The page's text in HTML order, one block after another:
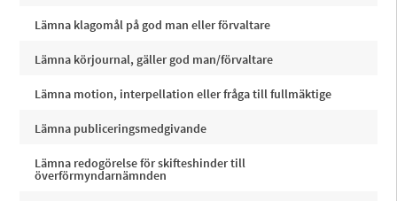
Lämna klagomål på god man eller förvaltare
Lämna körjournal, gäller god man/förvaltare
Lämna motion, interpellation eller fråga till fullmäktige
Lämna publiceringsmedgivande
Lämna redogörelse för skifteshinder till
överförmyndarnämnden